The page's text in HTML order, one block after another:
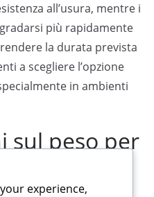
all’usura, mentre i
più rapidamente
la durata prevista
a scegliere l’opzione
in ambienti
sul peso per
experience,